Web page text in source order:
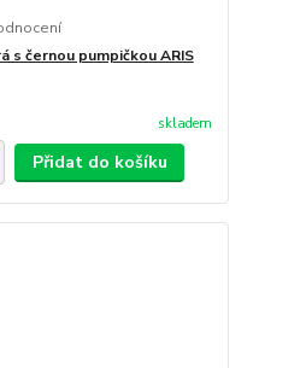
s černou pumpičkou ARIS
skladem
Přidat do košíku